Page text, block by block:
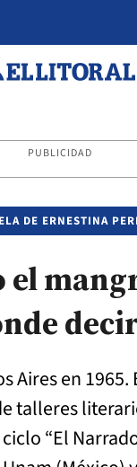
PUBLICIDAD
DE ERNESTINA
el
Aires en 1965.
talleres
“El